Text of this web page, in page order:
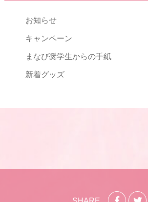
お知らせ
キャンペーン
まなび奨学生からの手紙
新着グッズ